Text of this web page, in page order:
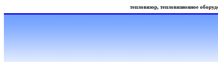
тепловизор, тепловизионное